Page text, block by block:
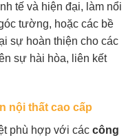
tế và hiện đại, làm nổi
tường, hoặc các bề
sự hoàn thiện cho các
sự hài hòa, liên kết
nội thất cao cấp
phù hợp với các công